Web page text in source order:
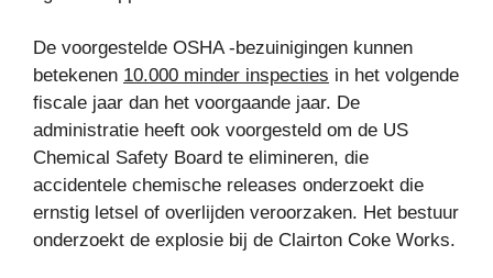
De voorgestelde OSHA -bezuinigingen kunnen
betekenen 10.000 minder inspecties in het volgende
fiscale jaar dan het voorgaande jaar. De
administratie heeft ook voorgesteld om de US
Chemical Safety Board te elimineren, die
accidentele chemische releases onderzoekt die
ernstig letsel of overlijden veroorzaken. Het bestuur
onderzoekt de explosie bij de Clairton Coke Works.